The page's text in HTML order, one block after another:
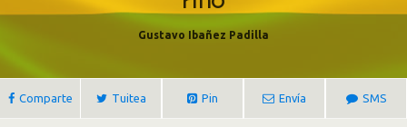
Gustavo Ibañez Padilla
Comparte Tuitea Pin Envía SMS